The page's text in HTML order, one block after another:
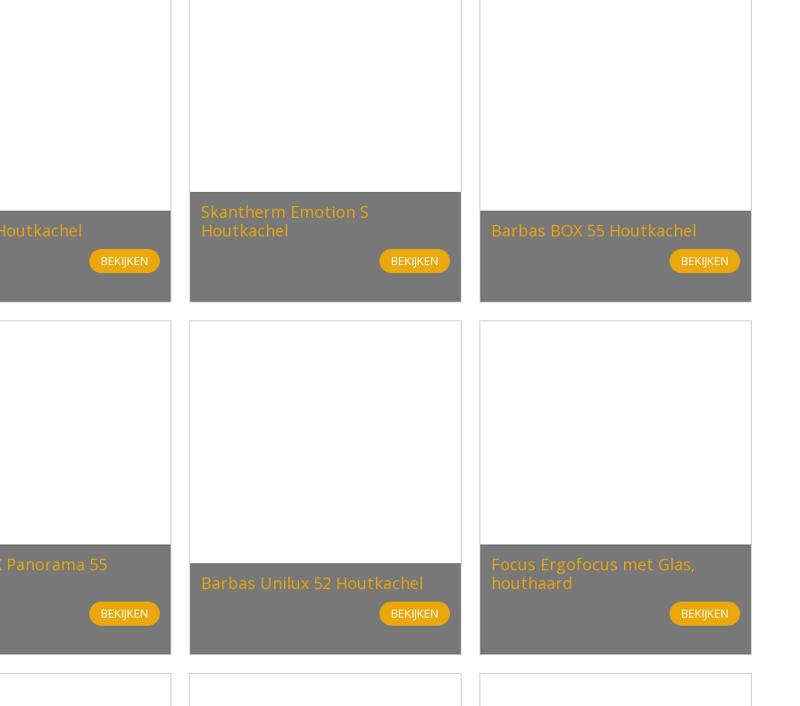
BEKIJKEN
Skantherm Emotion S
Houtkachel
BEKIJKEN
Barbas BOX 55 Houtkachel
BEKIJKEN
Panorama 55
BEKIJKEN
Barbas Unilux 52 Houtkachel
BEKIJKEN
Focus Ergofocus met Glas,
houthaard
BEKIJKEN